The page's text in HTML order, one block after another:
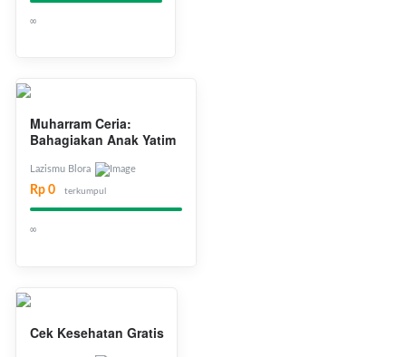
∞
Muharram Ceria:
Bahagiakan Anak Yatim
Lazismu Blora
Rp 0 terkumpul
∞
Cek Kesehatan Gratis